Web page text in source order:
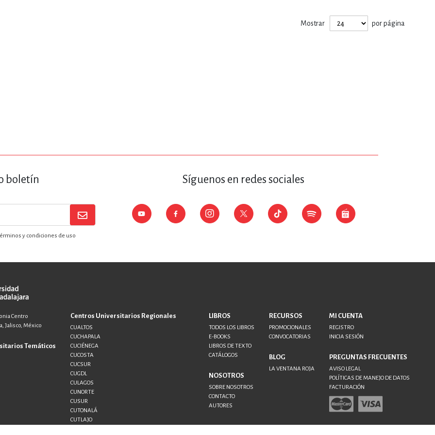
Mostrar por página
boletín
y condiciones de uso
Síguenos en redes sociales
Centro
Jalisco, México
Temáticos
Centros Universitarios Regionales
CUALTOS
CUCHAPALA
CUCIÉNEGA
CUCOSTA
CUCSUR
CUGDL
CULAGOS
CUNORTE
CUSUR
CUTONALÁ
CUTLAJO
LIBROS
TODOS LOS LIBROS
E-BOOKS
LIBROS DE TEXTO
CATÁLOGOS
NOSOTROS
SOBRE NOSOTROS
CONTACTO
AUTORES
RECURSOS
PROMOCIONALES
CONVOCATORIAS
BLOG
LA VENTANA ROJA
MI CUENTA
REGISTRO
INICIA SESIÓN
PREGUNTAS FRECUENTES
AVISO LEGAL
POLÍTICAS DE MANEJO DE DATOS
FACTURACIÓN